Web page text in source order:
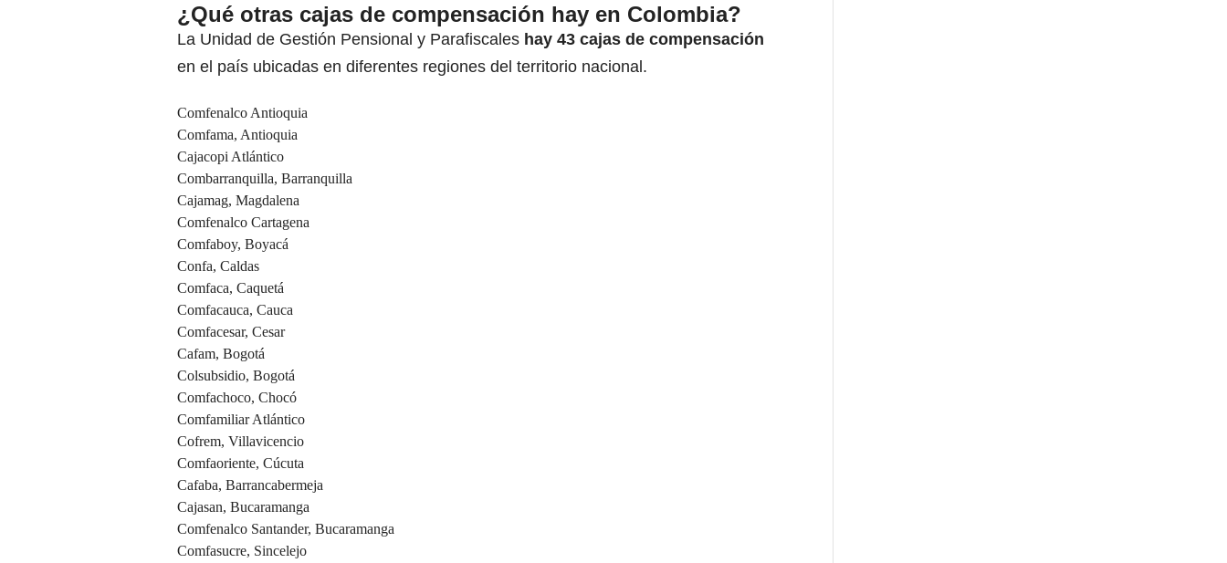
¿Qué otras cajas de compensación hay en Colombia?
La Unidad de Gestión Pensional y Parafiscales hay 43 cajas de compensación
en el país ubicadas en diferentes regiones del territorio nacional.
Comfenalco Antioquia
Comfama, Antioquia
Cajacopi Atlántico
Combarranquilla, Barranquilla
Cajamag, Magdalena
Comfenalco Cartagena
Comfaboy, Boyacá
Confa, Caldas
Comfaca, Caquetá
Comfacauca, Cauca
Comfacesar, Cesar
Cafam, Bogotá
Colsubsidio, Bogotá
Comfachoco, Chocó
Comfamiliar Atlántico
Cofrem, Villavicencio
Comfaoriente, Cúcuta
Cafaba, Barrancabermeja
Cajasan, Bucaramanga
Comfenalco Santander, Bucaramanga
Comfasucre, Sincelejo